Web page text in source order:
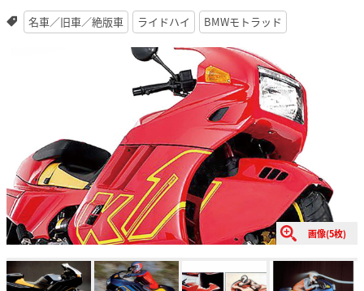
名車／旧車／絶版車 ライドハイ BMWモトラッド
画像(5枚)